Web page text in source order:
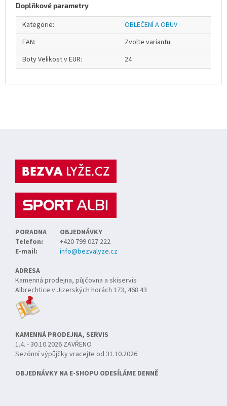
Doplňkové parametry
Kategorie:
OBLEČENÍ A OBUV
EAN:
Zvolte variantu
Boty Velikost v EUR: 24
PORADNA
OBJEDNÁVKY
Telefon:
+420 799 027 222
E-mail:
info@bezvalyze.cz
ADRESA
Kamenná prodejna, půjčovna a skiservis
Albrechtice v Jizerských horách 173, 468 43
KAMENNÁ PRODEJNA, SERVIS
1.4. - 30.10.2026 ZAVŘENO
Sezónní výpůjčky vracejte od 31.10.2026
OBJEDNÁVKY NA E-SHOPU ODESÍLÁME DENNĚ